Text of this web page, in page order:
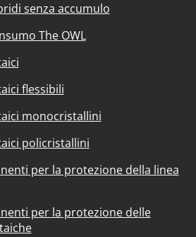
senza accumulo
The OWL
flessibili
monocristallini
policristallini
per la protezione della linea
per la protezione delle